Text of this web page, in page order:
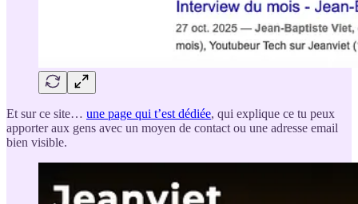
Et sur ce site… une page qui t’est dédiée, qui explique ce tu peux
apporter aux gens avec un moyen de contact ou une adresse email
bien visible.